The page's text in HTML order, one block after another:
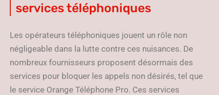
services téléphoniques
Les opérateurs téléphoniques jouent un rôle non
négligeable dans la lutte contre ces nuisances. De
nombreux fournisseurs proposent désormais des
services pour bloquer les appels non désirés, tel que
le service Orange Téléphone Pro. Ces services